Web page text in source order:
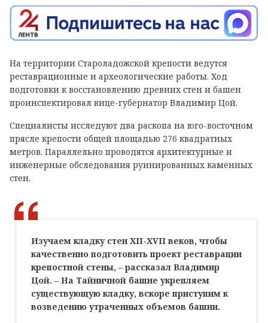
На территории Староладожской крепости ведутся
реставрационные и археологические работы. Ход
подготовки к восстановлению древних стен и башен
проинспектировал вице-губернатор Владимир Цой.
Специалисты исследуют два раскопа на юго-восточном
прясле крепости общей площадью 276 квадратных
метров. Параллельно проводятся архитектурные и
инженерные обследования руинированных каменных
стен.
Изучаем кладку стен XII-XVII веков, чтобы
качественно подготовить проект реставрации
крепостной стены, – рассказал Владимир
Цой. – На Тайничной башне укрепляем
существующую кладку, вскоре приступим к
возведению утраченных объемов башни.